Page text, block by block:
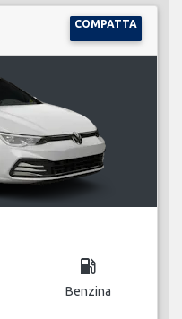
COMPATTA
local_gas_station
Benzina